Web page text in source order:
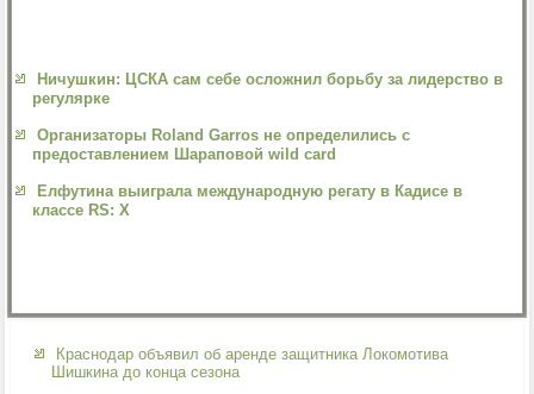
Ничушкин: ЦСКА сам себе осложнил борьбу за лидерство в
регулярке
Организаторы Roland Garros не определились с
предоставлением Шараповой wild card
Елфутина выиграла международную регату в Кадисе в
классе RS: X
Краснодар объявил об аренде защитника Локомотива
Шишкина до конца сезона